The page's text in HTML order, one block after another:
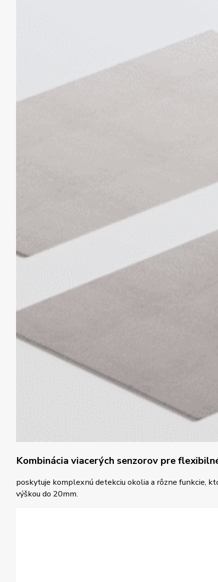
Kombinácia viacerých senzorov pre
poskytuje komplexnú detekciu okolia a rôzne funkcie,
výškou do 20mm.